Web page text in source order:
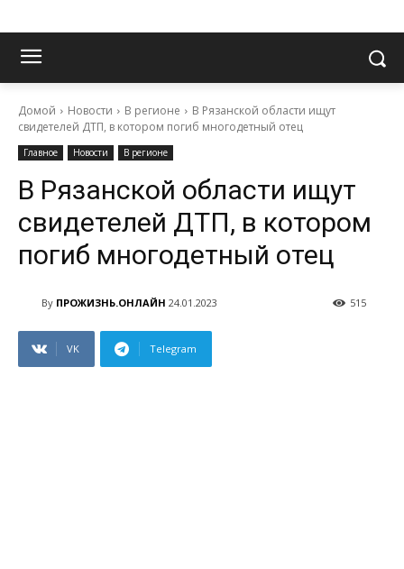
Домой Новости В регионе
В Рязанской области ищут
свидетелей ДТП, в котором погиб многодетный отец
Главное Новости В регионе
В Рязанской области ищут
свидетелей ДТП, в котором
погиб многодетный отец
By ПРОЖИЗНЬ.ОНЛАЙН 24.01.2023 515
VK Telegram